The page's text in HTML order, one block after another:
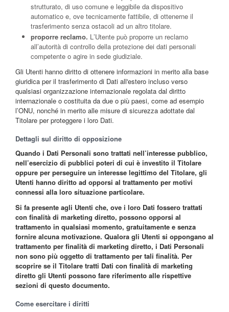
strutturato, di uso comune e leggibile da dispositivo
automatico e, ove tecnicamente fattibile, di ottenerne il
trasferimento senza ostacoli ad un altro titolare.
proporre reclamo. L’Utente può proporre un reclamo
all’autorità di controllo della protezione dei dati personali
competente o agire in sede giudiziale.
Gli Utenti hanno diritto di ottenere informazioni in merito alla base
giuridica per il trasferimento di Dati all'estero incluso verso
qualsiasi organizzazione internazionale regolata dal diritto
internazionale o costituita da due o più paesi, come ad esempio
l’ONU, nonché in merito alle misure di sicurezza adottate dal
Titolare per proteggere i loro Dati.
Dettagli sul diritto di opposizione
Quando i Dati Personali sono trattati nell’interesse pubblico,
nell’esercizio di pubblici poteri di cui è investito il Titolare
oppure per perseguire un interesse legittimo del Titolare, gli
Utenti hanno diritto ad opporsi al trattamento per motivi
connessi alla loro situazione particolare.
Si fa presente agli Utenti che, ove i loro Dati fossero trattati
con finalità di marketing diretto, possono opporsi al
trattamento in qualsiasi momento, gratuitamente e senza
fornire alcuna motivazione. Qualora gli Utenti si oppongano al
trattamento per finalità di marketing diretto, i Dati Personali
non sono più oggetto di trattamento per tali finalità. Per
scoprire se il Titolare tratti Dati con finalità di marketing
diretto gli Utenti possono fare riferimento alle rispettive
sezioni di questo documento.
Come esercitare i diritti